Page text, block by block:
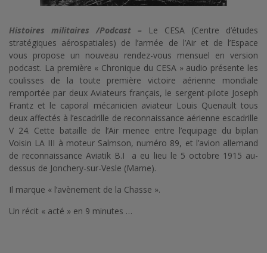
Histoires militaires /Podcast –
Le CESA (Centre d’études
stratégiques aérospatiales) de l’armée de l’Air et de l’Espace
vous propose un nouveau rendez-vous mensuel en version
podcast. La première « Chronique du CESA » audio présente les
coulisses de la toute première victoire aérienne mondiale
remportée par deux Aviateurs français, le sergent-pilote Joseph
Frantz et le caporal mécanicien aviateur Louis Quenault tous
deux affectés à l’escadrille de reconnaissance aérienne escadrille
V 24. Cette bataille de l’Air menee entre l’equipage du biplan
Voisin LA III à moteur Salmson, numéro 89, et l’avion allemand
de reconnaissance Aviatik B.I a eu lieu le 5 octobre 1915 au-
dessus de Jonchery-sur-Vesle (Marne).
Il marque « l’avènement de la Chasse ».
Un récit « acté » en 9 minutes …